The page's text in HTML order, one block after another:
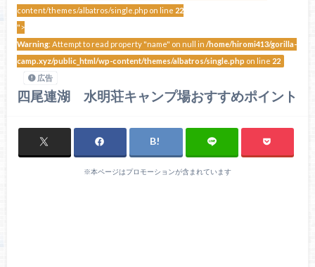
content/themes/albatros/single.php on line 22
">
Warning: Attempt to read property "name" on null in/home/hiromi413/gorilla-
camp.xyz/public_html/wp-content/themes/albatros/single.php on line 22
広告
四尾連湖 水明荘キャンプ場おすすめポイント
※本ページはプロモーションが含まれています